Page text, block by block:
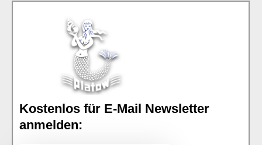
Kostenlos für E-Mail Newsletter
anmelden: